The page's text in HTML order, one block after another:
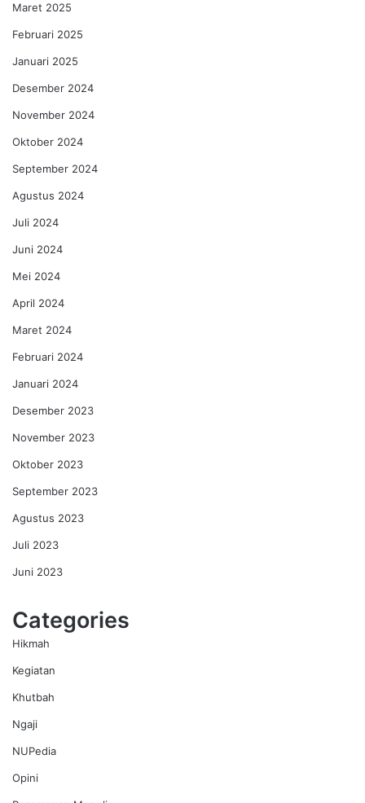
Maret 2025
Februari 2025
Januari 2025
Desember 2024
November 2024
Oktober 2024
September 2024
Agustus 2024
Juli 2024
Juni 2024
Mei 2024
April 2024
Maret 2024
Februari 2024
Januari 2024
Desember 2023
November 2023
Oktober 2023
September 2023
Agustus 2023
Juli 2023
Juni 2023
Categories
Hikmah
Kegiatan
Khutbah
Ngaji
NUPedia
Opini